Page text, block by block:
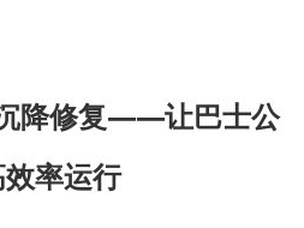
降修复——让巴士公
率运行